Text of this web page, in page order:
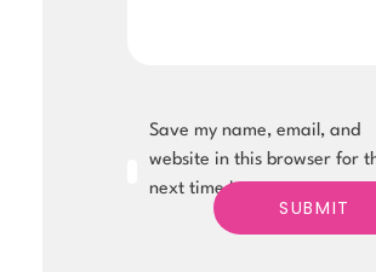
Save my name, email, and
website in this browser for
next time I comment.